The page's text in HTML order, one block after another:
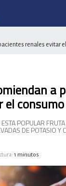
renales evitar
a
el
POPULAR
DE POTASIO Y
1 minutos